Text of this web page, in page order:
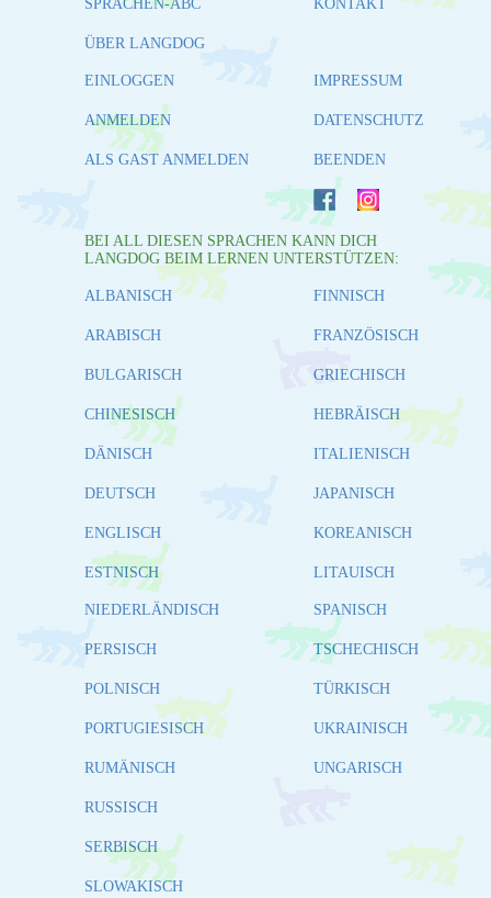
SPRACHEN-ABC
ÜBER LANGDOG
KONTAKT
EINLOGGEN
ANMELDEN
ALS GAST ANMELDEN
IMPRESSUM
DATENSCHUTZ
BEENDEN
BEI ALL DIESEN SPRACHEN KANN DICH
LANGDOG BEIM LERNEN UNTERSTÜTZEN:
ALBANISCH
ARABISCH
BULGARISCH
CHINESISCH
DÄNISCH
DEUTSCH
ENGLISCH
ESTNISCH
FINNISCH
FRANZÖSISCH
GRIECHISCH
HEBRÄISCH
ITALIENISCH
JAPANISCH
KOREANISCH
LITAUISCH
NIEDERLÄNDISCH
PERSISCH
POLNISCH
PORTUGIESISCH
RUMÄNISCH
RUSSISCH
SERBISCH
SLOWAKISCH
SPANISCH
TSCHECHISCH
TÜRKISCH
UKRAINISCH
UNGARISCH